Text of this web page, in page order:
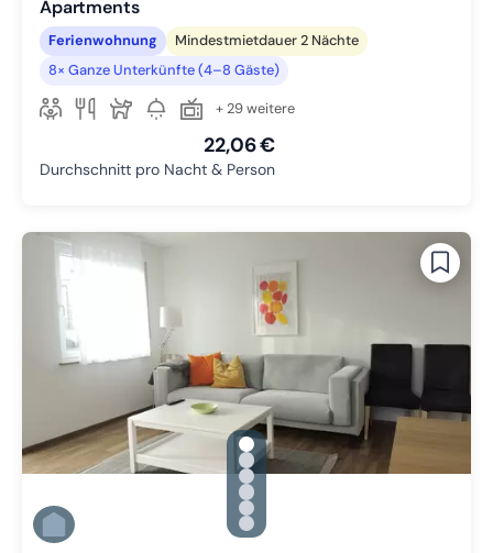
Apartments
Ferienwohnung
Mindestmietdauer 2 Nächte
8× Ganze Unterkünfte (4–8 Gäste)
+ 29 weitere
22,06 €
Durchschnitt pro Nacht & Person
gallery.slide_selector
Zu Slide 1 wechseln
Zu Slide 2 wechseln
Zu Slide 3 wechseln
Zu Slide 4 wechseln
Zu Slide 5 wechseln
Zu Slide 6 wechseln